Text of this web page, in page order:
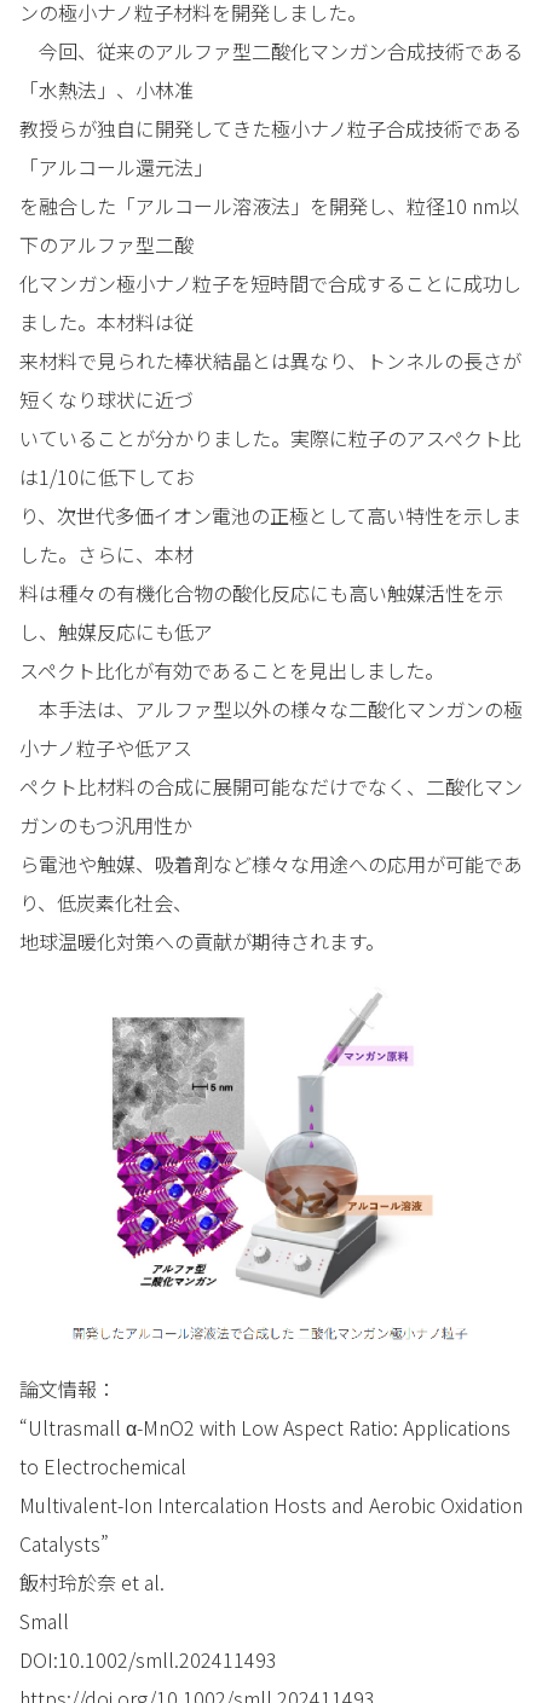
ンの極小ナノ粒子材料を開発しました。
今回、従来のアルファ型二酸化マンガン合成技術である
「水熱法」、小林准
教授らが独自に開発してきた極小ナノ粒子合成技術である
「アルコール還元法」
を融合した「アルコール溶液法」を開発し、粒径10 nm以
下のアルファ型二酸
化マンガン極小ナノ粒子を短時間で合成することに成功し
ました。本材料は従
来材料で見られた棒状結晶とは異なり、トンネルの長さが
短くなり球状に近づ
いていることが分かりました。実際に粒子のアスペクト比
は1/10に低下してお
り、次世代多価イオン電池の正極として高い特性を示しま
した。さらに、本材
料は種々の有機化合物の酸化反応にも高い触媒活性を示
し、触媒反応にも低ア
スペクト比化が有効であることを見出しました。
本手法は、アルファ型以外の様々な二酸化マンガンの極
小ナノ粒子や低アス
ペクト比材料の合成に展開可能なだけでなく、二酸化マン
ガンのもつ汎用性か
ら電池や触媒、吸着剤など様々な用途への応用が可能であ
り、低炭素化社会、
地球温暖化対策への貢献が期待されます。
論文情報：
“Ultrasmall α-MnO2 with Low Aspect Ratio: Applications
to Electrochemical
Multivalent-Ion Intercalation Hosts and Aerobic Oxidation
Catalysts”
飯村玲於奈 et al.
Small
DOI:10.1002/smll.202411493